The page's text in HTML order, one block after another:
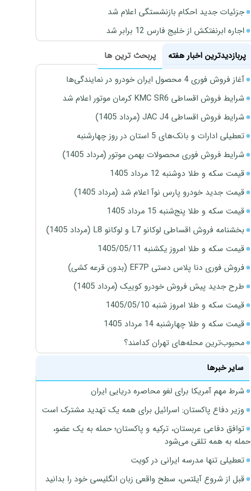
جزئیات جدید احکام بازنشستگی اعلام شد
اجاره ابرنفتکش از خلیج فارس 12 برابر شد
پربازدیدترین اخبار هفته
پربحث ترین ها
آغاز فروش فوری 4 محصول ایران خودرو در نمایندگی‌ها
شرایط فروش اقساطی KMC SR6 کرمان موتور اعلام شد
شرایط فروش اقساطی JAC J4 (مرداد 1405)
تعطیلی ادارات و بانک‌های 5 استان در روز چهارشنبه
شرایط فروش فوری محصولات بهمن موتور (مرداد 1405)
قیمت سکه و طلا دوشنبه 12 مرداد 1405
قیمت جدید خودرو پارس نوآ اعلام شد (مرداد 1405)
قیمت سکه و طلا پنج‌شنبه 15 مرداد 1405
بخشنامه فروش اقساطی لوکانو L7 و لوکانو L8 (مرداد 1405)
قیمت سکه و طلا امروز یکشنبه 1405/05/11
فروش فوری دنا پلاس دستی EF7P (بدون قرعه کشی)
طرح جدید پیش فروش خودرو کوییک (مرداد 1405)
قیمت سکه و طلا امروز شنبه 1405/05/10
قیمت سکه و طلا چهارشنبه 14 مرداد 1405
محبوب‌ترین محله‌های تهران کدامند؟
سایر خبرها
شرط مهم آمریکا برای لغو محاصره دریایی ایران
وزیر دفاع پاکستان: اسرائیل برای همه یک تهدید مشترک است
توافق دفاعی عربستان، ترکیه و پاکستان؛ حمله به یک عضو،
حمله به همه تلقی می‌شود
تعطیلی تنها مدرسه ایرانی در کویت
قبل از شروع آیلتس، سطح واقعی زبان انگلیسی خود را بدانید